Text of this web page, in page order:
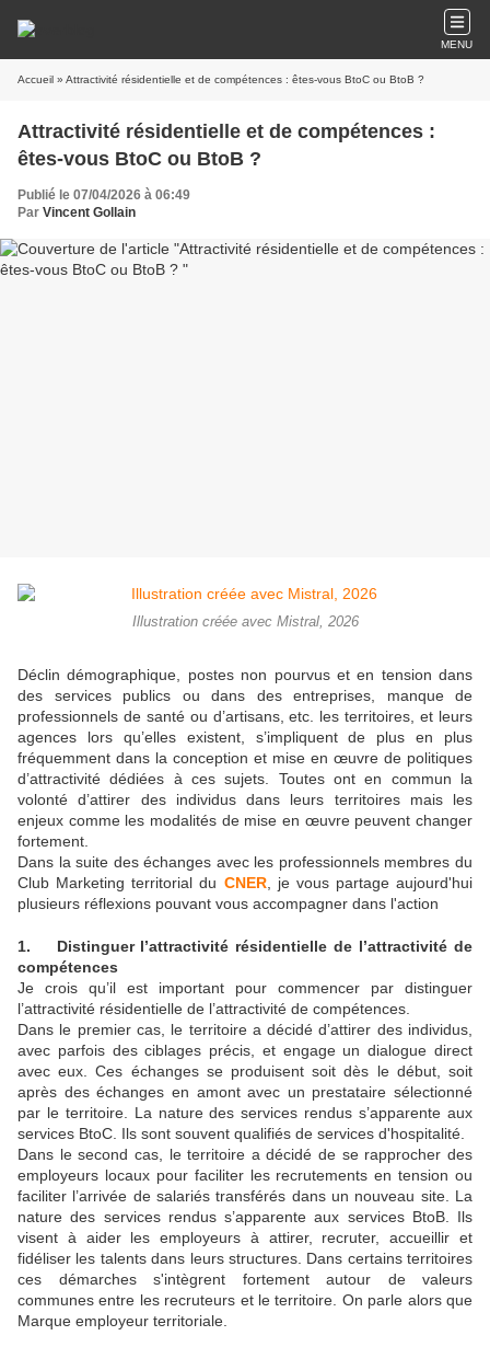
MENU
Accueil » Attractivité résidentielle et de compétences : êtes-vous BtoC ou BtoB ?
Attractivité résidentielle et de compétences :
êtes-vous BtoC ou BtoB ?
Publié le 07/04/2026 à 06:49
Par Vincent Gollain
Illustration créée avec Mistral, 2026
Déclin démographique, postes non pourvus et en tension dans
des services publics ou dans des entreprises, manque de
professionnels de santé ou d’artisans, etc. les territoires, et leurs
agences lors qu’elles existent, s’impliquent de plus en plus
fréquemment dans la conception et mise en œuvre de politiques
d’attractivité dédiées à ces sujets. Toutes ont en commun la
volonté d’attirer des individus dans leurs territoires mais les
enjeux comme les modalités de mise en œuvre peuvent changer
fortement.
Dans la suite des échanges avec les professionnels membres du
Club Marketing territorial du CNER, je vous partage aujourd'hui
plusieurs réflexions pouvant vous accompagner dans l'action
1. Distinguer l’attractivité résidentielle de l’attractivité de
compétences
Je crois qu’il est important pour commencer par distinguer
l’attractivité résidentielle de l’attractivité de compétences.
Dans le premier cas, le territoire a décidé d’attirer des individus,
avec parfois des ciblages précis, et engage un dialogue direct
avec eux. Ces échanges se produisent soit dès le début, soit
après des échanges en amont avec un prestataire sélectionné
par le territoire. La nature des services rendus s’apparente aux
services BtoC. Ils sont souvent qualifiés de services d'hospitalité.
Dans le second cas, le territoire a décidé de se rapprocher des
employeurs locaux pour faciliter les recrutements en tension ou
faciliter l’arrivée de salariés transférés dans un nouveau site. La
nature des services rendus s’apparente aux services BtoB. Ils
visent à aider les employeurs à attirer, recruter, accueillir et
fidéliser les talents dans leurs structures. Dans certains territoires
ces démarches s'intègrent fortement autour de valeurs
communes entre les recruteurs et le territoire. On parle alors que
Marque employeur territoriale.